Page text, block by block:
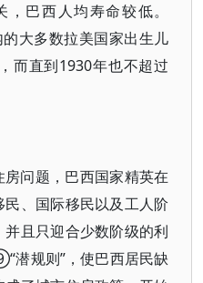
巴西人均寿命较低。
大多数拉美国家出生儿
而直到1930年也不超过
问题，巴西国家精英在
、国际移民以及工人阶
且只迎合少数阶级的利
潜规则”，使巴西居民缺